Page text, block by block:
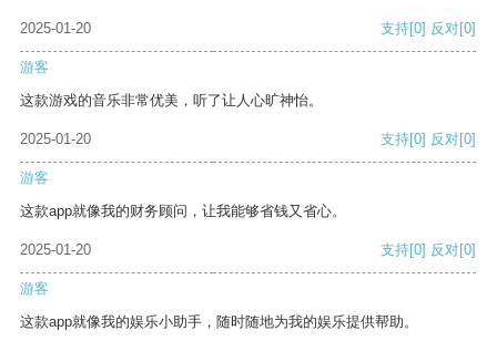
2025-01-20 支持[0] 反对[0]
游客
这款游戏的音乐非常优美，听了让人心旷神怡。
2025-01-20 支持[0] 反对[0]
游客
这款app就像我的财务顾问，让我能够省钱又省心。
2025-01-20 支持[0] 反对[0]
游客
这款app就像我的娱乐小助手，随时随地为我的娱乐提供帮助。